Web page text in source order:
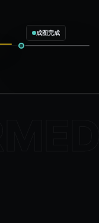
成图完成